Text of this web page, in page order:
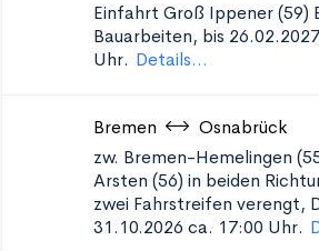
Einfahrt Groß Ippener (59)
Bauarbeiten, bis
Uhr. Details...
Bremen Osnabrück
zw. Bremen-Hemelingen
Arsten (56) in beiden
zwei Fahrstreifen verengt,
31.10.2026 ca. 17:00 Uhr.